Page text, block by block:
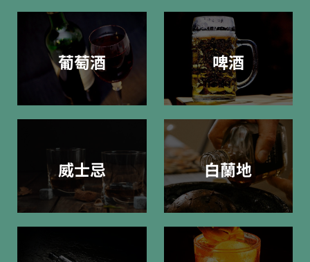
葡萄酒 啤酒
威士忌 白蘭地